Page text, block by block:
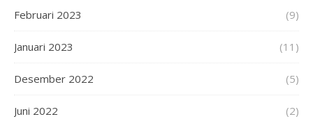
Februari 2023 (9)
Januari 2023 (11)
Desember 2022 (5)
Juni 2022 (2)